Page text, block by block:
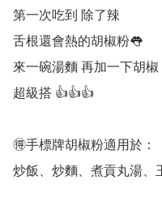
第一次吃到 除了辣
舌根還會熱的胡椒粉👅
來一碗湯麵 再加一下胡椒
超級搭 👍👍👍
🉐手標牌胡椒粉適用於：
炒飯、炒麵、煮貢丸湯、